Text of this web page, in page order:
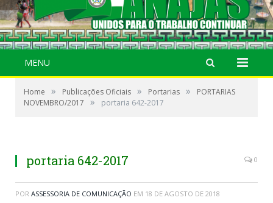
MENU
Home » Publicações Oficiais » Portarias »
PORTARIAS
NOVEMBRO/2017
» portaria 642-2017
portaria 642-2017 0
POR ASSESSORIA DE COMUNICAÇÃO EM 18 DE AGOSTO DE 2018